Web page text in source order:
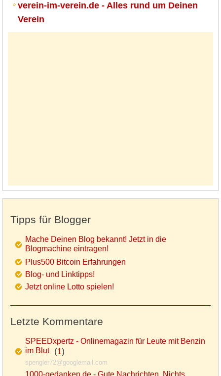
verein-im-verein.de - Alles rund um Deinen
Verein
Tipps für Blogger
Mache Deinen Blog bekannt! Jetzt in die
Blogmachine eintragen!
Plus500 Bitcoin Erfahrungen
Blog- und Linktipps!
Jetzt online Lotto spielen!
Letzte Kommentare
SPEEDxpertz - Onlinemagazin für Leute mit Benzin
im Blut(1)
spengler72@googlemail.com